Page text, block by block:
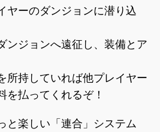
ーのダンジョンに潜り込
ンジョンへ遠征し、装備とア
所持していれば他プレイヤー
を払ってくれるぞ！
楽しい「連合」システム